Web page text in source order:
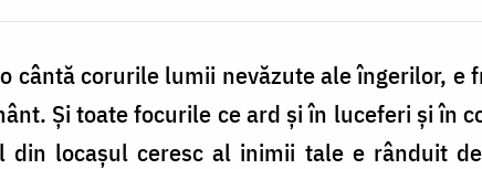
cântă corurile lumii nevăzute ale îngerilor,
Și toate focurile ce ard și în luceferi și în
locașul ceresc al inimii tale e rânduit